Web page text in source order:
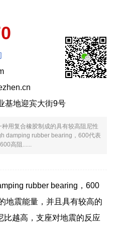
基地迎宾大街9号
用复合橡胶制成的具有较高阻尼性
damping rubber bearing，600代表
高阻......
rubber bearing，600
地震能量，并且具有较高的
比越高，支座对地震的反应